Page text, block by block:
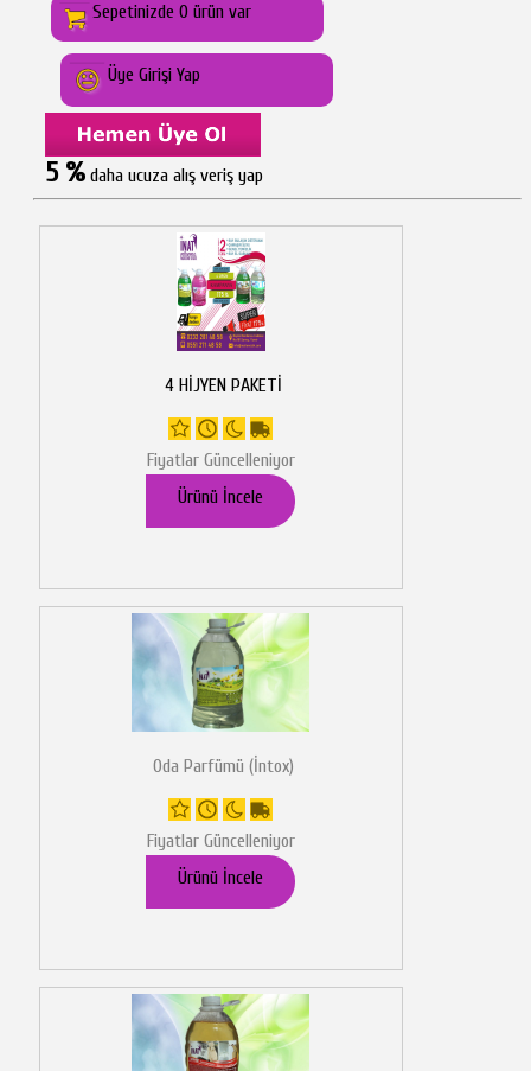
Sepetinizde 0 ürün var
Üye Girişi Yap
5 %daha ucuza alış veriş yap
4 HİJYEN PAKETİ
Fiyatlar Güncelleniyor
Ürünü İncele
Oda Parfümü (İntox)
Fiyatlar Güncelleniyor
Ürünü İncele